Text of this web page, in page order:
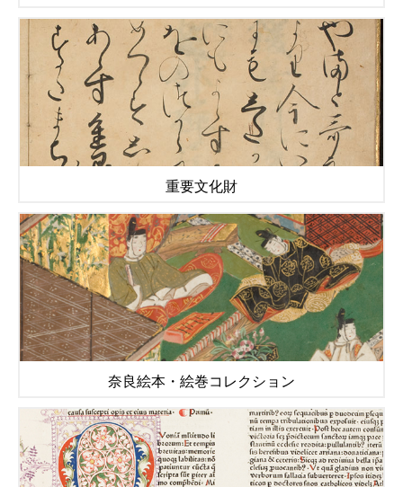
重要文化財
奈良絵本・絵巻コレクション